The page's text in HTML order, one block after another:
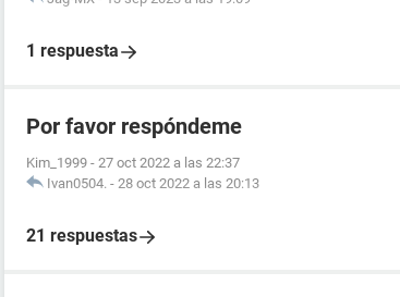
1 respuesta
Por favor respóndeme
Kim_1999 - 27 oct 2022 a las 22:37
Ivan0504. - 28 oct 2022 a las 20:13
21 respuestas